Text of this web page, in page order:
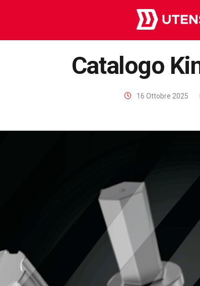
Catalogo
16 Ottobre 2025